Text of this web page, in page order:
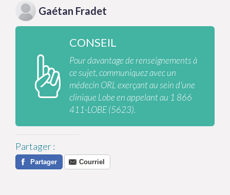
Gaétan Fradet
CONSEIL
Pour davantage de renseignements à
ce sujet, communiquez avec un
médecin ORL exerçant au sein d'une
clinique Lobe en appelant au 1 866
411-LOBE (5623).
Partager:
Partager Courriel